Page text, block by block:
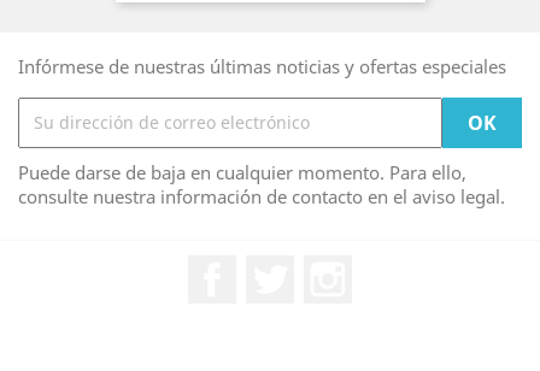
Infórmese de nuestras últimas noticias y ofertas especiales
Puede darse de baja en cualquier momento. Para ello,
consulte nuestra información de contacto en el aviso legal.